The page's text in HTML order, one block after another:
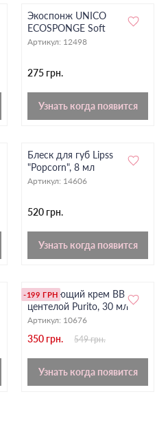
Экоспонж UNICO
ECOSPONGE Soft
Артикул: 12498
275 грн.
Узнать когда появится
Блеск для губ Lipss
"Popcorn", 8 мл
Артикул: 14606
520 грн.
Узнать когда появится
-199 ГРН
Очищающий крем BB с
центелой Purito, 30 мл
Артикул: 10676
350 грн. 549 грн.
Узнать когда появится